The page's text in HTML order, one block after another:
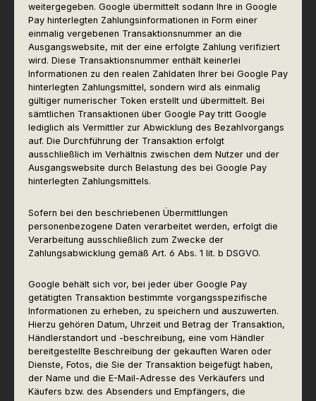
weitergegeben. Google übermittelt sodann Ihre in Google
Pay hinterlegten Zahlungsinformationen in Form einer
einmalig vergebenen Transaktionsnummer an die
Ausgangswebsite, mit der eine erfolgte Zahlung verifiziert
wird. Diese Transaktionsnummer enthält keinerlei
Informationen zu den realen Zahldaten Ihrer bei Google Pay
hinterlegten Zahlungsmittel, sondern wird als einmalig
gültiger numerischer Token erstellt und übermittelt. Bei
sämtlichen Transaktionen über Google Pay tritt Google
lediglich als Vermittler zur Abwicklung des Bezahlvorgangs
auf. Die Durchführung der Transaktion erfolgt
ausschließlich im Verhältnis zwischen dem Nutzer und der
Ausgangswebsite durch Belastung des bei Google Pay
hinterlegten Zahlungsmittels.
Sofern bei den beschriebenen Übermittlungen
personenbezogene Daten verarbeitet werden, erfolgt die
Verarbeitung ausschließlich zum Zwecke der
Zahlungsabwicklung gemäß Art. 6 Abs. 1 lit. b DSGVO.
Google behält sich vor, bei jeder über Google Pay
getätigten Transaktion bestimmte vorgangsspezifische
Informationen zu erheben, zu speichern und auszuwerten.
Hierzu gehören Datum, Uhrzeit und Betrag der Transaktion,
Händlerstandort und -beschreibung, eine vom Händler
bereitgestellte Beschreibung der gekauften Waren oder
Dienste, Fotos, die Sie der Transaktion beigefügt haben,
der Name und die E-Mail-Adresse des Verkäufers und
Käufers bzw. des Absenders und Empfängers, die